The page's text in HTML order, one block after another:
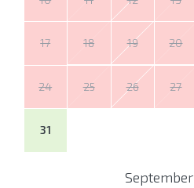
17 18 19 20
24 25 26 27
31
September